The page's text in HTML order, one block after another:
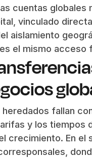
cuentas
vinculado
aislamiento
el mismo acceso
fallan
y los tiempos
crecimiento. En